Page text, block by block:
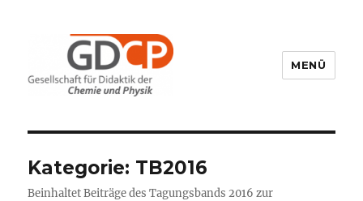
MENÜ
Kategorie: TB2016
Beinhaltet Beiträge des Tagungsbands 2016 zur